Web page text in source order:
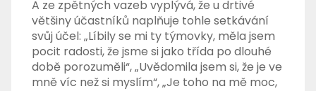
A ze zpětných vazeb vyplývá, že u drtivé
většiny účastníků naplňuje tohle setkávání
svůj účel: „Líbily se mi ty týmovky, měla jsem
pocit radosti, že jsme si jako třída po dlouhé
době porozuměli“, „Uvědomila jsem si, že je ve
mně víc než si myslím“, „Je toho na mě moc,